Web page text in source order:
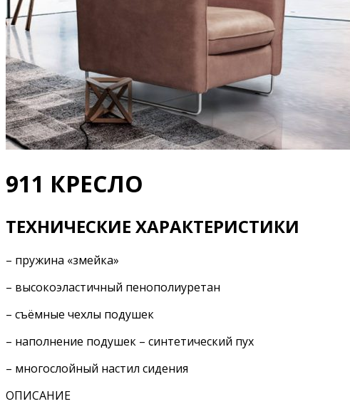
911 КРЕСЛО
ТЕХНИЧЕСКИЕ ХАРАКТЕРИСТИКИ
– пружина «змейка»
– высокоэластичный пенополиуретан
– съёмные чехлы подушек
– наполнение подушек – синтетический пух
– многослойный настил сидения
ОПИСАНИЕ